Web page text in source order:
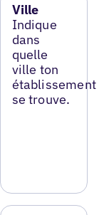
Ville
Indique
dans
quelle
ville ton
établissement
se trouve.